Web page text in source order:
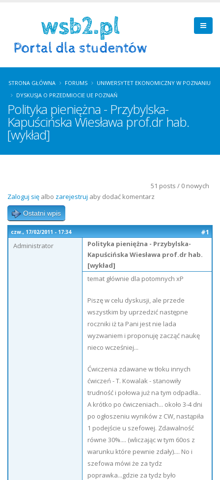
STRONA GŁÓWNA FORUMS
UNIWERSYTET EKONOMICZNY W POZNANIU
DYSKUSJA O PRZEDMIOCIE UE POZNAŃ
Polityka pieniężna - Przybylska-
Kapuścińska Wiesława prof.dr hab.
[wykład]
51 posts / 0 nowych
Zaloguj się albo zarejestruj aby dodać komentarz
Ostatni wpis
czw., 17/02/2011 - 17:34
#1
Administrator
Polityka pieniężna - Przybylska-
Kapuścińska Wiesława prof.dr hab.
[wykład]
temat głównie dla potomnych xP
Piszę w celu dyskusji, ale przede
wszystkim by uprzedzić następne
roczniki iż ta Pani jest nie lada
wyzwaniem i proponuję zacząć naukę
nieco wcześniej...
Ćwiczenia zdawane w tłoku innych
ćwiczeń - T. Kowalak - stanowiły
trudność i połowa już na tym odpadła..
A krótko po ćwiczeniach... około 3-4 dni
po ogłoszeniu wyników z CW, nastąpiła
1 podejście u szefowej. Zdawalność
równe 30%.... (wliczając w tym 60os z
warunku które pewnie zdały).... No i
szefowa mówi że za tydz
poprawka...gdzie za tydz było